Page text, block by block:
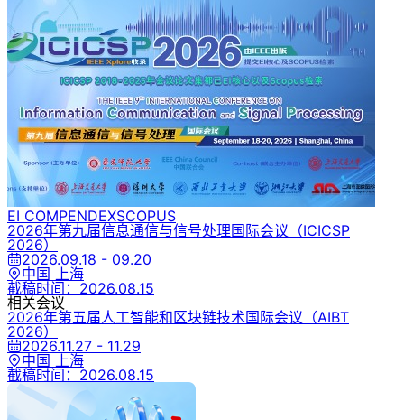
EI COMPENDEXSCOPUS
2026年第九届信息通信与信号处理国际会议 （ICICSP
2026）
2026.09.18 - 09.20
中国 上海
截稿时间： 2026.08.15
相关会议
2026年第五届人工智能和区块链技术国际会议 （AIBT
2026）
2026.11.27 - 11.29
中国 上海
截稿时间： 2026.08.15